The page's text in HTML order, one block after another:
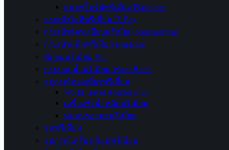
แฟลชไดร์ฟพรีเมี่ยม Flashdrive
กระเป๋าไอทีพรีเมี่ยม IT Bag
กระเป๋าจัดระเบียบพรีเมี่ยม organizer bag
กระเป๋าแฟ้มพรีเมี่ยม Briefcase
พัดลมพรีเมี่ยม Fan
กระบอกน้ำพรีเมี่ยม Water Bottle
อุปกรณ์ท่องเที่ยวพรีเมี่ยม
World Travel Adapter Plug
เครื่องชั่งน้ำหนักพรีเมี่ยม
หมอนรองคอพรีเมี่ยม
ร่มพรีเมี่ยม
อุปกรณ์เครื่องเขียนพรีเมี่ยม